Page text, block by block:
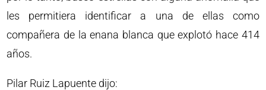
les permitiera identificar a una de ellas como
compañera de la enana blanca que explotó hace 414
años.
Pilar Ruiz Lapuente dijo: